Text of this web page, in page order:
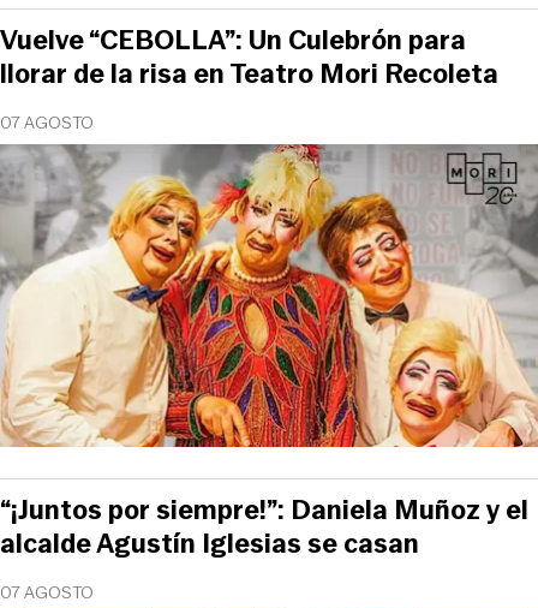
07 AGOSTO
Vuelve “CEBOLLA”: Un Culebrón para
llorar de la risa en Teatro Mori Recoleta
07 AGOSTO
“¡Juntos por siempre!”: Daniela Muñoz y el
alcalde Agustín Iglesias se casan